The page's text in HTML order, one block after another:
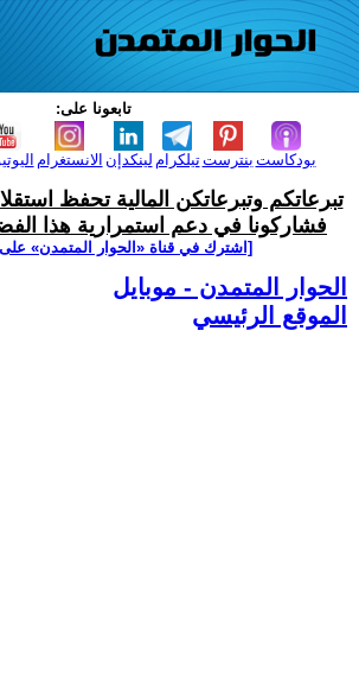
تابعونا على:
الانستغرام لينكدإن تيلكرامبنترست بودكاست
تبرعاتكم وتبرعاتكن المالية تحفظ
فشاركونا في دعم استمرارية هذا
[اشترك في قناة ‫«الحوار المتمدن» على
الحوار المتمدن - موبايل
الموقع الرئيسي